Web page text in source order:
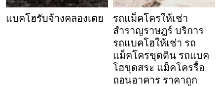
แบคโฮรับจ้างคลองเตย
รถแม็คโครให้เช่า
สำราญราษฎร์ บริการ
รถแบคโฮให้เช่า รถ
แม็คโครขุดดิน รถแบค
โฮขุดสระ แม็คโครรื้อ
ถอนอาคาร ราคาถูก